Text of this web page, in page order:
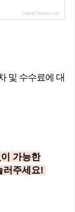
barista7.tistory.com
및 수수료에 대
이 가능한
러주세요!